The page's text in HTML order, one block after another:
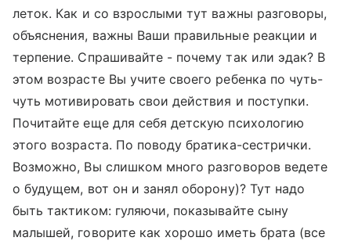
леток. Как и со взрослыми тут важны разговоры,
объяснения, важны Ваши правильные реакции и
терпение. Спрашивайте - почему так или эдак? В
этом возрасте Вы учите своего ребенка по чуть-
чуть мотивировать свои действия и поступки.
Почитайте еще для себя детскую психологию
этого возраста. По поводу братика-сестрички.
Возможно, Вы слишком много разговоров ведете
о будущем, вот он и занял оборону)? Тут надо
быть тактиком: гуляючи, показывайте сыну
малышей, говорите как хорошо иметь брата (все